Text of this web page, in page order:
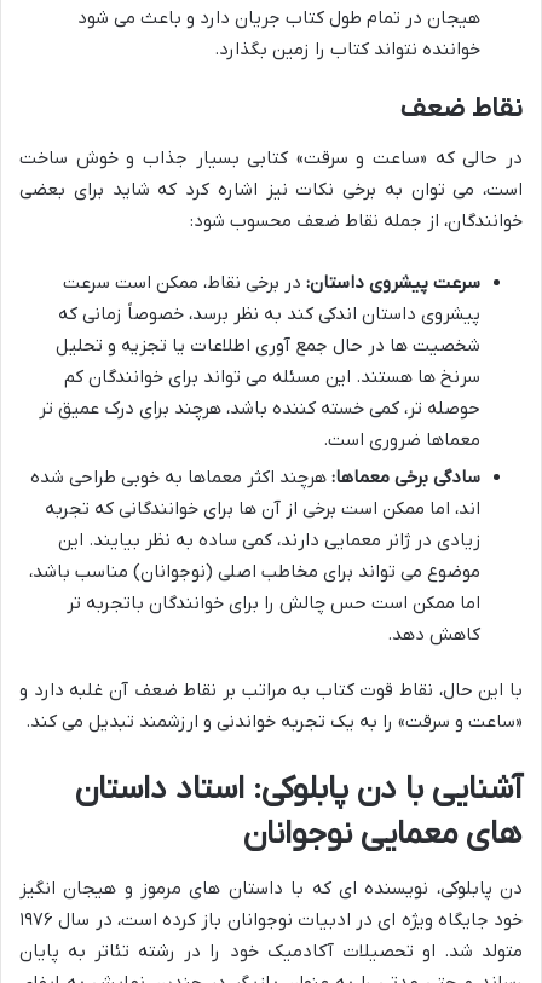
هیجان در تمام طول کتاب جریان دارد و باعث می شود
خواننده نتواند کتاب را زمین بگذارد.
نقاط ضعف
در حالی که «ساعت و سرقت» کتابی بسیار جذاب و خوش ساخت
است، می توان به برخی نکات نیز اشاره کرد که شاید برای بعضی
خوانندگان، از جمله نقاط ضعف محسوب شود:
سرعت پیشروی داستان: در برخی نقاط، ممکن است سرعت
پیشروی داستان اندکی کند به نظر برسد، خصوصاً زمانی که
شخصیت ها در حال جمع آوری اطلاعات یا تجزیه و تحلیل
سرنخ ها هستند. این مسئله می تواند برای خوانندگان کم
حوصله تر، کمی خسته کننده باشد، هرچند برای درک عمیق تر
معماها ضروری است.
سادگی برخی معماها: هرچند اکثر معماها به خوبی طراحی شده
اند، اما ممکن است برخی از آن ها برای خوانندگانی که تجربه
زیادی در ژانر معمایی دارند، کمی ساده به نظر بیایند. این
موضوع می تواند برای مخاطب اصلی (نوجوانان) مناسب باشد،
اما ممکن است حس چالش را برای خوانندگان باتجربه تر
کاهش دهد.
با این حال، نقاط قوت کتاب به مراتب بر نقاط ضعف آن غلبه دارد و
«ساعت و سرقت» را به یک تجربه خواندنی و ارزشمند تبدیل می کند.
آشنایی با دن پابلوکی: استاد داستان
های معمایی نوجوانان
دن پابلوکی، نویسنده ای که با داستان های مرموز و هیجان انگیز
خود جایگاه ویژه ای در ادبیات نوجوانان باز کرده است، در سال ۱۹۷۶
متولد شد. او تحصیلات آکادمیک خود را در رشته تئاتر به پایان